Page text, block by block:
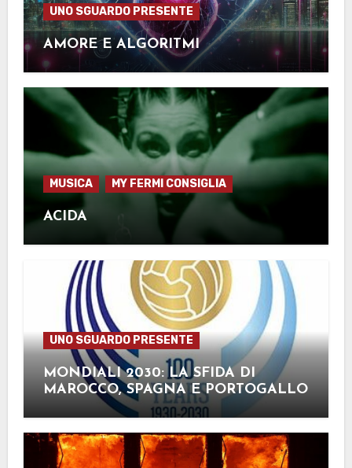
UNO SGUARDO PRESENTE
AMORE E ALGORITMI
MUSICA MY FERMI CONSIGLIA
ACIDA
UNO SGUARDO PRESENTE
MONDIALI 2030: LA SFIDA DI
MAROCCO, SPAGNA E PORTOGALLO